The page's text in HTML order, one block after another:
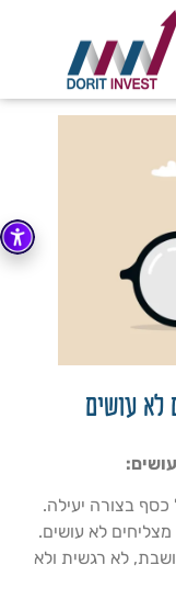
בצורה יעילה.
מצליחים לא עושים.
לא רגשית ולא